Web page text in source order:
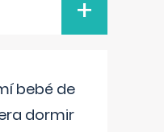
+
bebé de
dormir